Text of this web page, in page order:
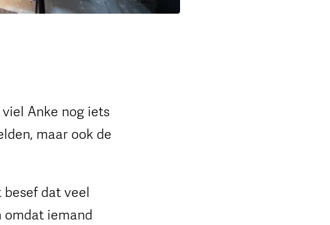
Anke nog iets
maar ook de
dat veel
iemand